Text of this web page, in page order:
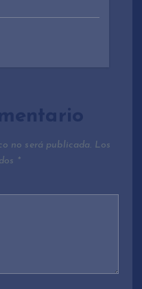
no será publicada. Los
*